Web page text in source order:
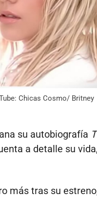
Chicas Cosmo/ Britney
su autobiografía
a detalle su vida,
más tras su